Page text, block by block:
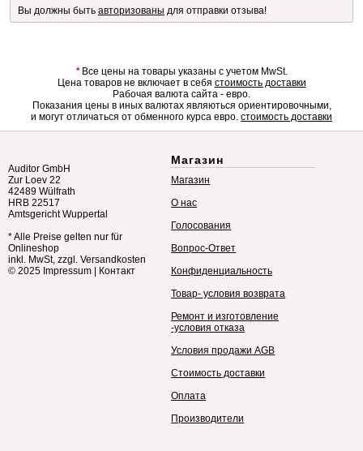
Вы должны быть авторизованы для отправки отзыва!
*Все цены на товары указаны с учетом MwSt.
Цена товаров не включает в себя стоимость доставки
Рабочая валюта сайта - евро.
Показания цены в иных валютах являються ориентировочными,
и могут отличаться от обменного курса евро. стоимость доставки
Auditor GmbH
Zur Loev 22
42489 Wülfrath
HRB 22517
Amtsgericht Wuppertal
* Alle Preise gelten nur für
Onlineshop
inkl. MwSt, zzgl. Versandkosten
© 2025 Impressum Контакт
Магазин
Магазин
О нас
Голосования
Вопрос-Ответ
Конфиденциальность
Товар- условия возврата
Ремонт и изготовление
-условия отказа
Условия продажи AGB
Стоимость доставки
Оплата
Производители